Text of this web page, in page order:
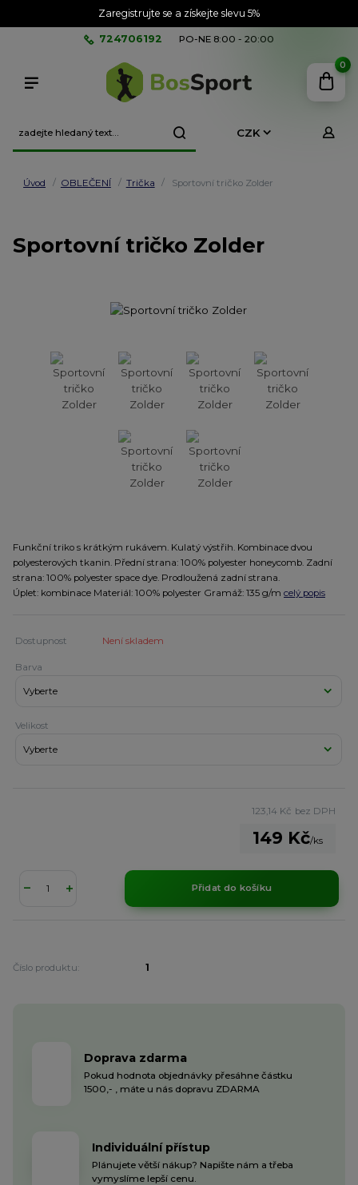
Zaregistrujte se a získejte slevu 5%
CZK
724706192 PO-NE 8:00 - 20:00
0
Úvod OBLEČENÍ Trička Sportovní tričko Zolder
Sportovní tričko Zolder
Funkční triko s krátkým rukávem. Kulatý výstřih. Kombinace dvou
polyesterových tkanin. Přední strana: 100% polyester honeycomb. Zadní
strana: 100% polyester space dye. Prodloužená zadní strana.
Úplet: kombinace Materiál: 100% polyester Gramáž: 135 g/m celý popis
Dostupnost Není skladem
Barva
Velikost
149 Kč/ks
123,14 Kč bez DPH
Přidat do košíku
Číslo produktu: 1
Doprava zdarma
Pokud hodnota objednávky přesáhne částku
1500,- , máte u nás dopravu ZDARMA
Individuální přístup
Plánujete větší nákup? Napište nám a třeba
vymyslíme lepší cenu.